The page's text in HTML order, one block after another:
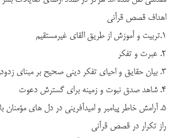
اهداف قصص قرآنی
1.تربیت و آموزش از طریق القای غیرمستقیم
2. عبرت و تفکر
3. بیان حقایق و احیای تفکر دینی صحیح بر مبنای زدودن خرافات
4. شاهد صدق نبوت و زمینه برای گسترش دعوت
5. آرامش خاطر پیامبر و امیدآفرینی در دل های مؤمنان با نوید موفقیت
راز تکرار در قصص قرآنی